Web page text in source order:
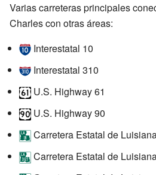
Varias carreteras principales
Charles con otras áreas:
Interestatal 10
Interestatal 310
U.S. Highway 61
U.S. Highway 90
Carretera Estatal de
Carretera Estatal de